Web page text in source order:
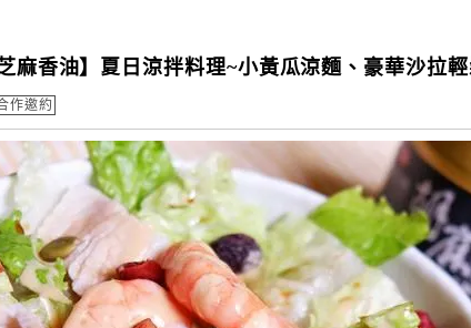
麻香油】夏日涼拌料理~小黃瓜涼麵、豪華沙拉
作邀約